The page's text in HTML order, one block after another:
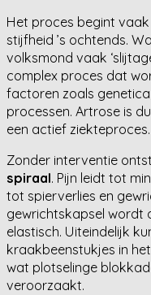
Het proces begint
stijfheid ’s ochtends.
volksmond vaak
complex proces dat
factoren zoals
processen. Artrose is
een actief ziekteproces.
Zonder interventie
spiraal. Pijn leidt tot
tot spierverlies en
gewrichtskapsel wordt
elastisch. Uiteindelijk
kraakbeenstukjes in
wat plotselinge
veroorzaakt.